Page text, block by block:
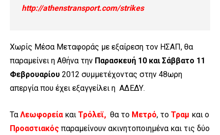
http://athenstransport.com/strikes
Χωρίς Μέσα Μεταφοράς με εξαίρεση τον ΗΣΑΠ, θα
παραμείνει η Αθήνα την Παρασκευή 10 και Σάββατο 11
Φεβρουαρίου 2012 συμμετέχοντας στην 48ωρη
απεργία που έχει εξαγγείλει η ΑΔΕΔΥ.
ΤαΛεωφορείακαι Τρόλεϊ, θα το Μετρό, το Τραμ και ο
Προαστιακός παραμείνουν ακινητοποιημένα και τις δύο